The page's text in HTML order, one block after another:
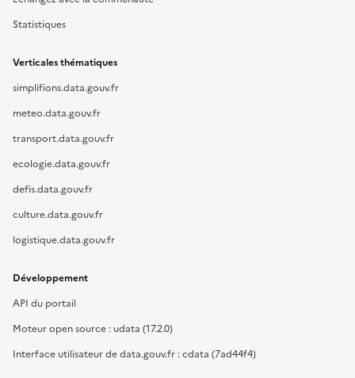
Statistiques
Verticales thématiques
simplifions.data.gouv.fr
meteo.data.gouv.fr
transport.data.gouv.fr
ecologie.data.gouv.fr
defis.data.gouv.fr
culture.data.gouv.fr
logistique.data.gouv.fr
Développement
API du portail
Moteur open source : udata (17.2.0)
Interface utilisateur de data.gouv.fr : cdata (7ad44f4)